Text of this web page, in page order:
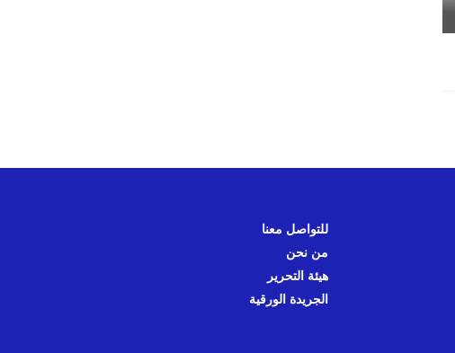
للتواصل معنا
من نحن
هيئة التحرير
الجريدة الورقية